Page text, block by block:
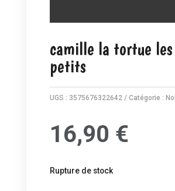
camille la tortue
petits
UGS : 3575676322642 Catégorie :
16,90 €
Rupture de stock